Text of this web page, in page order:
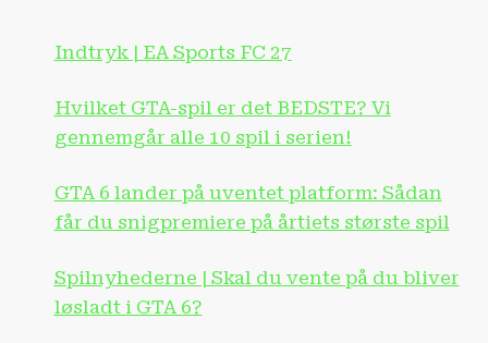
Indtryk | EA Sports FC 27
Hvilket GTA-spil er det BEDSTE? Vi
gennemgår alle 10 spil i serien!
GTA 6 lander på uventet platform: Sådan
får du snigpremiere på årtiets største spil
Spilnyhederne | Skal du vente på du bliver
løsladt i GTA 6?